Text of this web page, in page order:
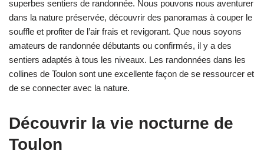
superbes sentiers de randonnée. Nous pouvons nous aventurer
dans la nature préservée, découvrir des panoramas à couper le
souffle et profiter de l’air frais et revigorant. Que nous soyons
amateurs de randonnée débutants ou confirmés, il y a des
sentiers adaptés à tous les niveaux. Les randonnées dans les
collines de Toulon sont une excellente façon de se ressourcer et
de se connecter avec la nature.
Découvrir la vie nocturne de
Toulon